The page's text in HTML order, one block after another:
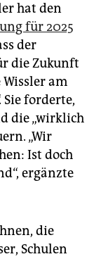
hat den
für 2025
der
die Zukunft
am
forderte,
die „wirklich
„Wir
Ist doch
ergänzte
die
Schulen